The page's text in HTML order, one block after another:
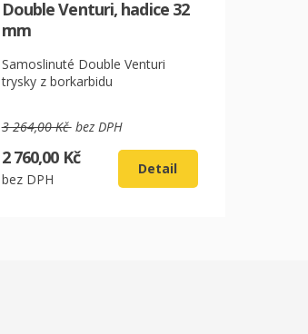
Double Venturi, hadice 32
mm
Samoslinuté Double Venturi
trysky z borkarbidu
3 264,00 Kčbez DPH
2 760,00 Kč
bez DPH
Detail